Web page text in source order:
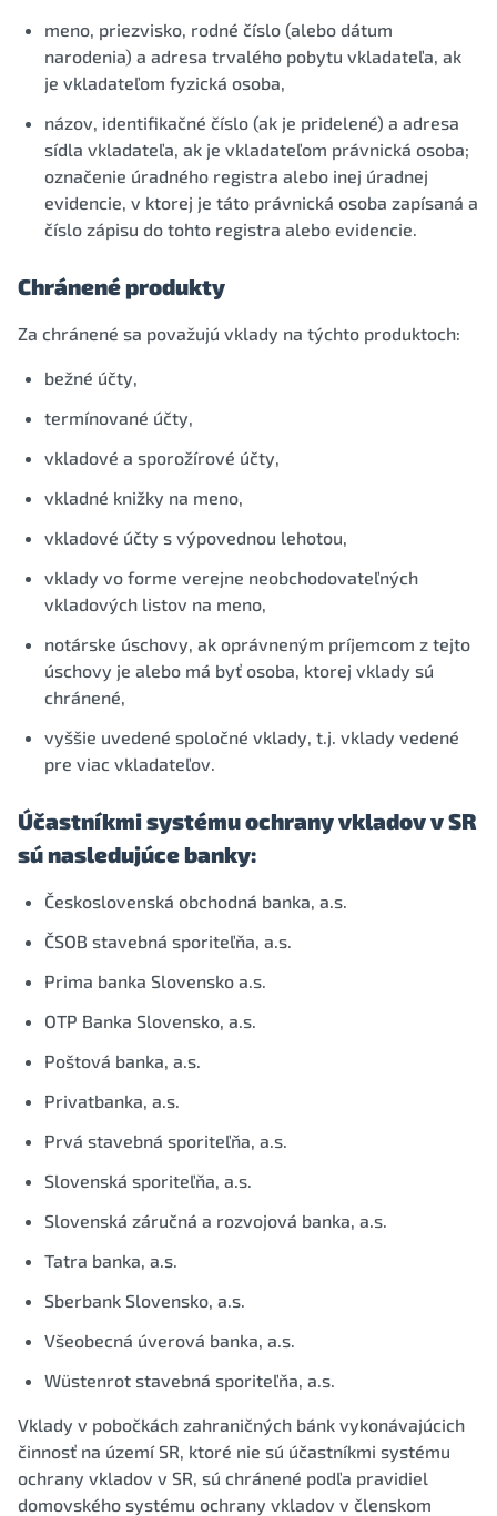
meno, priezvisko, rodné číslo (alebo dátum
narodenia) a adresa trvalého pobytu vkladateľa, ak
je vkladateľom fyzická osoba,
názov, identifikačné číslo (ak je pridelené) a adresa
sídla vkladateľa, ak je vkladateľom právnická osoba;
označenie úradného registra alebo inej úradnej
evidencie, v ktorej je táto právnická osoba zapísaná a
číslo zápisu do tohto registra alebo evidencie.
Chránené produkty
Za chránené sa považujú vklady na týchto produktoch:
bežné účty,
termínované účty,
vkladové a sporožírové účty,
vkladné knižky na meno,
vkladové účty s výpovednou lehotou,
vklady vo forme verejne neobchodovateľných
vkladových listov na meno,
notárske úschovy, ak oprávneným príjemcom z tejto
úschovy je alebo má byť osoba, ktorej vklady sú
chránené,
vyššie uvedené spoločné vklady, t.j. vklady vedené
pre viac vkladateľov.
Účastníkmi systému ochrany vkladov v SR
sú nasledujúce banky:
Československá obchodná banka, a.s.
ČSOB stavebná sporiteľňa, a.s.
Prima banka Slovensko a.s.
OTP Banka Slovensko, a.s.
Poštová banka, a.s.
Privatbanka, a.s.
Prvá stavebná sporiteľňa, a.s.
Slovenská sporiteľňa, a.s.
Slovenská záručná a rozvojová banka, a.s.
Tatra banka, a.s.
Sberbank Slovensko, a.s.
Všeobecná úverová banka, a.s.
Wüstenrot stavebná sporiteľňa, a.s.
Vklady v pobočkách zahraničných bánk vykonávajúcich
činnosť na území SR, ktoré nie sú účastníkmi systému
ochrany vkladov v SR, sú chránené podľa pravidiel
domovského systému ochrany vkladov v členskom